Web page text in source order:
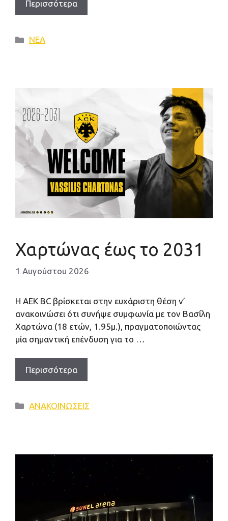
Περισσότερα
Κατηγορίες
ΝΕΑ
Χαρτώνας έως το 2031
1 Αυγούστου 2026
Η ΑΕΚ BC βρίσκεται στην ευχάριστη θέση ν’
ανακοινώσει ότι συνήψε συμφωνία με τον Βασίλη
Χαρτώνα (18 ετών, 1.95μ.), πραγματοποιώντας
μία σημαντική επένδυση για το …
Περισσότερα
Κατηγορίες
ΑΝΑΚΟΙΝΩΣΕΙΣ